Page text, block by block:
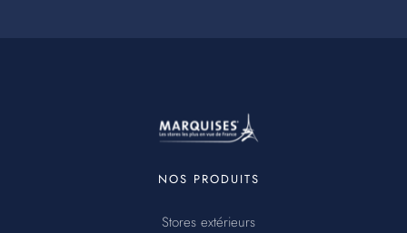
NOS PRODUITS
Stores extérieurs